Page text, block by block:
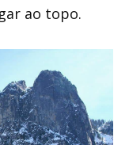
ao topo.